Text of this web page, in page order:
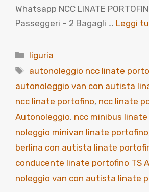
Whatsapp NCC LINATE
Passeggeri – 2 Bagagli … Leggi
Categorie
liguria
Tag
autonoleggio ncc linate
autonoleggio van con autista
ncc linate portofino, ncc linate
Autonoleggio, ncc minibus
noleggio minivan linate portofino
berlina con autista linate
conducente linate portofino TS
noleggio van con autista linate